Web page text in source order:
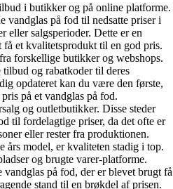
i butikker og på online platforme.
vandglas på fod til nedsatte priser i
eller salgsperioder. Dette er en
et kvalitetsprodukt til en god pris.
forskellige butikker og webshops.
og rabatkoder til deres
opdateret kan du være den første,
på et vandglas på fod.
og outletbutikker. Disse steder
til fordelagtige priser, da det ofte er
eller rester fra produktionen.
års model, er kvaliteten stadig i top.
og brugte varer-platforme.
på fod, der er blevet brugt få
stand til en brøkdel af prisen.